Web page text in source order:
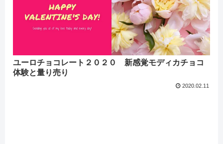
ユーロチョコレート２０２０ 新感覚モディカチョコ
体験と量り売り
2020.02.11